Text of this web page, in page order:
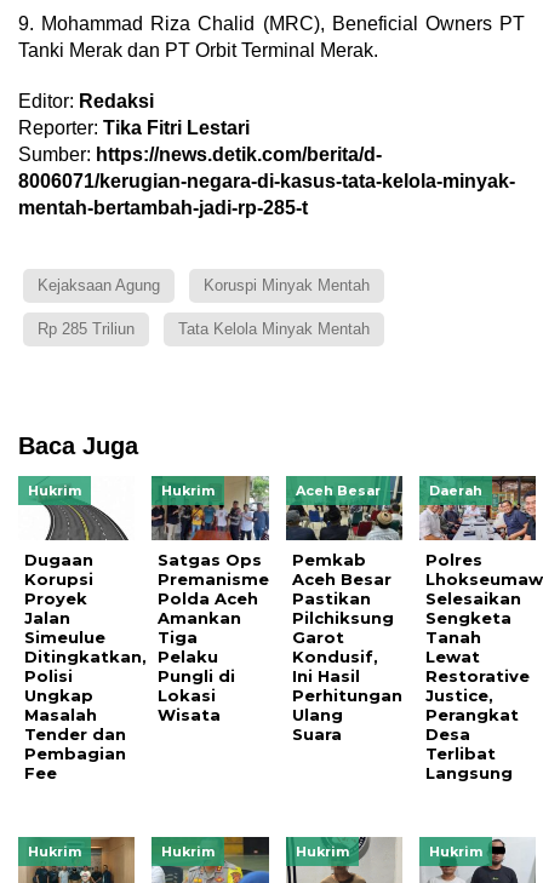
9. Mohammad Riza Chalid (MRC), Beneficial Owners PT
Tanki Merak dan PT Orbit Terminal Merak.
Editor: Redaksi
Reporter: Tika Fitri Lestari
Sumber: https://news.detik.com/berita/d-
8006071/kerugian-negara-di-kasus-tata-kelola-minyak-
mentah-bertambah-jadi-rp-285-t
Kejaksaan Agung Koruspi Minyak Mentah
Rp 285 Triliun Tata Kelola Minyak Mentah
Baca Juga
Hukrim
Dugaan
Korupsi
Proyek
Jalan
Simeulue
Ditingkatkan,
Polisi
Ungkap
Masalah
Tender dan
Pembagian
Fee
Hukrim
Satgas Ops
Premanisme
Polda Aceh
Amankan
Tiga
Pelaku
Pungli di
Lokasi
Wisata
Aceh Besar
Pemkab
Aceh Besar
Pastikan
Pilchiksung
Garot
Kondusif,
Ini Hasil
Perhitungan
Ulang
Suara
Daerah
Polres
Selesaikan
Sengketa
Tanah
Lewat
Restorative
Justice,
Perangkat
Desa
Terlibat
Langsung
Hukrim Hukrim Hukrim Hukrim